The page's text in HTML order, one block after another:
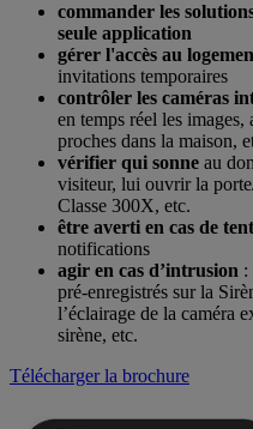
commander les
seule application
gérer l'accès au
invitations temporaires
contrôler les caméras
en temps réel les
proches dans la maison,
vérifier qui sonne au
visiteur, lui ouvrir la
Classe 300X, etc.
être averti en cas de
notifications
agir en cas d’intrusion :
pré-enregistrés sur la
l’éclairage de la caméra
sirène, etc.
Télécharger la brochure